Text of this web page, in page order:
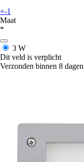
+-1
Maat
*
3 W
Dit veld is verplicht
Verzonden binnen 8 dagen